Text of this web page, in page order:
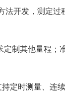
开发，测定过
制其他量程；
定时测量、连